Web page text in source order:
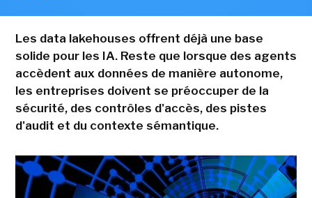
Les data lakehouses offrent déjà une base
solide pour les IA. Reste que lorsque des agents
accèdent aux données de manière autonome,
les entreprises doivent se préoccuper de la
sécurité, des contrôles d'accès, des pistes
d'audit et du contexte sémantique.